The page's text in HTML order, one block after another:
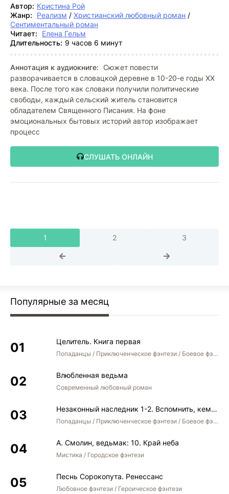
Автор: Кристина Рой
Жанр:
Реализм / Христианский любовный роман /
Сентиментальный роман
Читает:
Елена Гельм
Длительность: 9 часов 6 минут
Аннотация к аудиокниге: Сюжет повести
разворачивается в словацкой деревне в 10-20-е годы XX
века. После того как словаки получили политические
свободы, каждый сельский житель становится
обладателем Священного Писания. На фоне
эмоциональных бытовых историй автор изображает
процесс
СЛУШАТЬ ОНЛАЙН
1 2 3
Популярные за месяц
Целитель. Книга первая
Попаданцы / Приключенческое фэнтези / Боевое фэнтези
Влюбленная ведьма
Современный любовный роман
Незаконный наследник 1-2. Вспомнить, кем был. Стать собой. Остаться собой
Попаданцы / Приключенческое фэнтези / Боевое фэнтези / Юмористическое фэнтези
А. Смолин, ведьмак: 10. Край неба
Мистика / Городское фэнтези
Песнь Сорокопута. Ренессанс
Любовное фэнтези / Героическое фэнтези